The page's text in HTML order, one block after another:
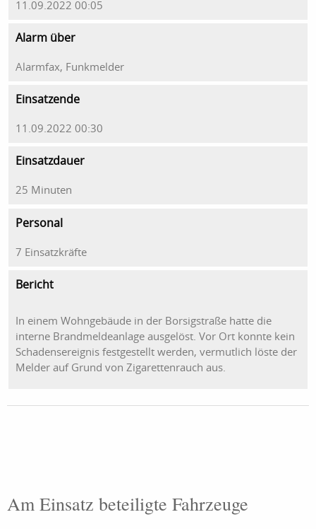
11.09.2022 00:05
Alarm über
Alarmfax, Funkmelder
Einsatzende
11.09.2022 00:30
Einsatzdauer
25 Minuten
Personal
7 Einsatzkräfte
Bericht
In einem Wohngebäude in der Borsigstraße hatte die
interne Brandmeldeanlage ausgelöst. Vor Ort konnte kein
Schadensereignis festgestellt werden, vermutlich löste der
Melder auf Grund von Zigarettenrauch aus.
Am Einsatz beteiligte Fahrzeuge